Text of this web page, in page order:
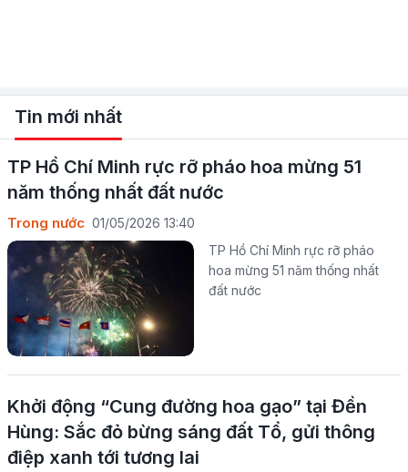
Tin mới nhất
TP Hồ Chí Minh rực rỡ pháo hoa mừng 51
năm thống nhất đất nước
Trong nước 01/05/2026 13:40
TP Hồ Chí Minh rực rỡ pháo
hoa mừng 51 năm thống nhất
đất nước
Khởi động “Cung đường hoa gạo” tại Đền
Hùng: Sắc đỏ bừng sáng đất Tổ, gửi thông
điệp xanh tới tương lai